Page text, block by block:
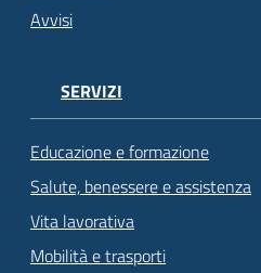
Avvisi
SERVIZI
Educazione e formazione
Salute, benessere e assistenza
Vita lavorativa
Mobilità e trasporti